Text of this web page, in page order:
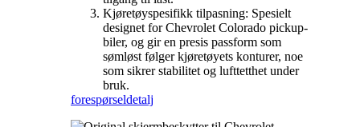
Kjøretøyspesifikk tilpasning: Spesielt
designet for Chevrolet Colorado pickup-
biler, og gir en presis passform som
sømløst følger kjøretøyets konturer, noe
som sikrer stabilitet og lufttetthet under
bruk.
forespørseldetalj